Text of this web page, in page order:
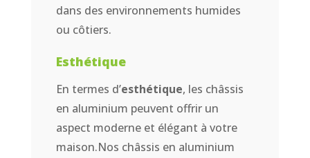
dans des environnements humides
ou côtiers.
Esthétique
En termes d’esthétique, les châssis
en aluminium peuvent offrir un
aspect moderne et élégant à votre
maison.Nos châssis en aluminium